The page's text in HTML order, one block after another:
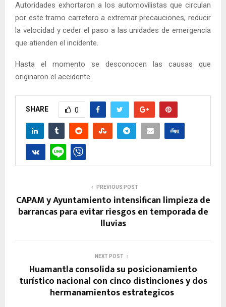
Autoridades exhortaron a los automovilistas que circulan
por este tramo carretero a extremar precauciones, reducir
la velocidad y ceder el paso a las unidades de emergencia
que atienden el incidente.
Hasta el momento se desconocen las causas que
originaron el accidente.
SHARE 0
PREVIOUS POST
CAPAM y Ayuntamiento intensifican limpieza de
barrancas para evitar riesgos en temporada de
lluvias
NEXT POST
Huamantla consolida su posicionamiento
turístico nacional con cinco distinciones y dos
hermanamientos estrategicos